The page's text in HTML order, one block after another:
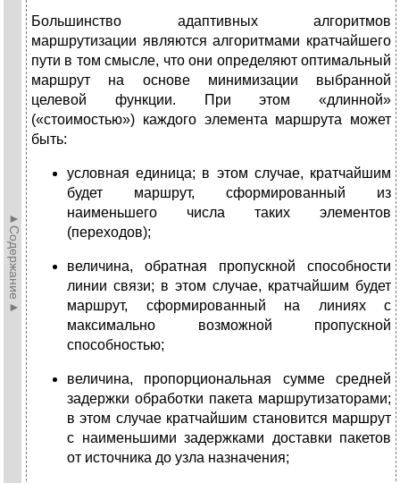
►Содержание►
Большинство адаптивных алгоритмов
маршрутизации являются алгоритмами кратчайшего
пути в том смысле, что они определяют оптимальный
маршрут на основе минимизации выбранной
целевой функции. При этом «длинной»
(«стоимостью») каждого элемента маршрута может
быть:
условная единица; в этом случае, кратчайшим
будет маршрут, сформированный из
наименьшего числа таких элементов
(переходов);
величина, обратная пропускной способности
линии связи; в этом случае, кратчайшим будет
маршрут, сформированный на линиях с
максимально возможной пропускной
способностью;
величина, пропорциональная сумме средней
задержки обработки пакета маршрутизаторами;
в этом случае кратчайшим становится маршрут
с наименьшими задержками доставки пакетов
от источника до узла назначения;